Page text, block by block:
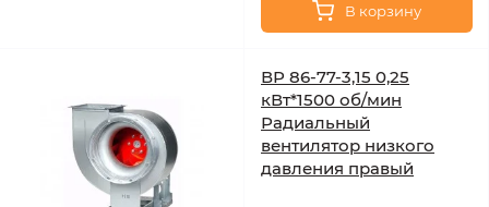
В корзину
ВР 86-77-3,15 0,25
кВт*1500 об/мин
Радиальный
вентилятор низкого
давления правый